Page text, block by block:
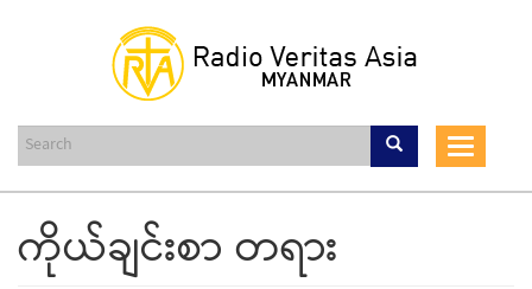
content
Toggle
ကိုယ်ချင်းစာ တရား